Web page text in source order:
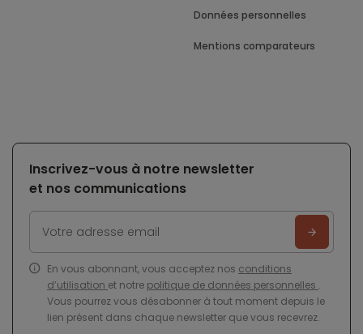
Données personnelles
Mentions comparateurs
Inscrivez-vous à notre newsletter
et nos communications
En vous abonnant, vous acceptez nos conditions
d’utilisation et notre politique de données personnelles .
Vous pourrez vous désabonner à tout moment depuis le
lien présent dans chaque newsletter que vous recevrez.